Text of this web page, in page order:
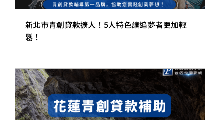
新北市青創貸款擴大！5大特色讓追夢者更加輕
鬆！